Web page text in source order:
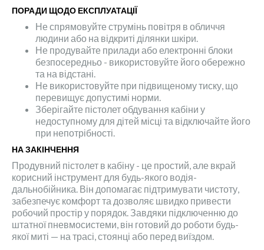
ПОРАДИ ЩОДО ЕКСПЛУАТАЦІЇ
Не спрямовуйте струмінь повітря в обличчя
людини або на відкриті ділянки шкіри.
Не продувайте прилади або електронні блоки
безпосередньо - використовуйте його обережно
та на відстані.
Не використовуйте при підвищеному тиску, що
перевищує допустимі норми.
Зберігайте пістолет обдування кабіни у
недоступному для дітей місці та відключайте його
при непотрібності.
НА ЗАКІНЧЕННЯ
Продувний пістолет в кабіну - це простий, але вкрай
корисний інструмент для будь-якого водія-
дальнобійника. Він допомагає підтримувати чистоту,
забезпечує комфорт та дозволяє швидко привести
робочий простір у порядок. Завдяки підключенню до
штатної пневмосистеми, він готовий до роботи будь-
якої миті — на трасі, стоянці або перед виїздом.